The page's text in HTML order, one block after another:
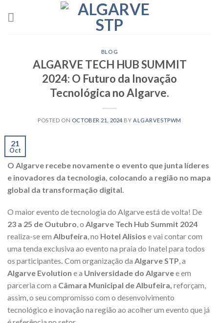
BLOG
ALGARVE TECH HUB SUMMIT
2024: O Futuro da Inovação
Tecnológica no Algarve.
POSTED ON OCTOBER 21, 2024 BY ALGARVESTPWM
21
Oct
O Algarve recebe novamente o evento que junta líderes
e inovadores da tecnologia, colocando a região no mapa
global da transformação digital.
O maior evento de tecnologia do Algarve está de volta! De
23 a 25 de Outubro, o Algarve Tech Hub Summit 2024
realiza-se em Albufeira, no Hotel Alisios e vai contar com
uma tenda exclusiva ao evento na praia do Inatel para todos
os participantes. Com organização da Algarve STP, a
Algarve Evolution e a Universidade do Algarvee em
parceria com a Câmara Municipal de Albufeira, reforçam,
assim, o seu compromisso com o desenvolvimento
tecnológico e inovação na região ao acolher um evento que já